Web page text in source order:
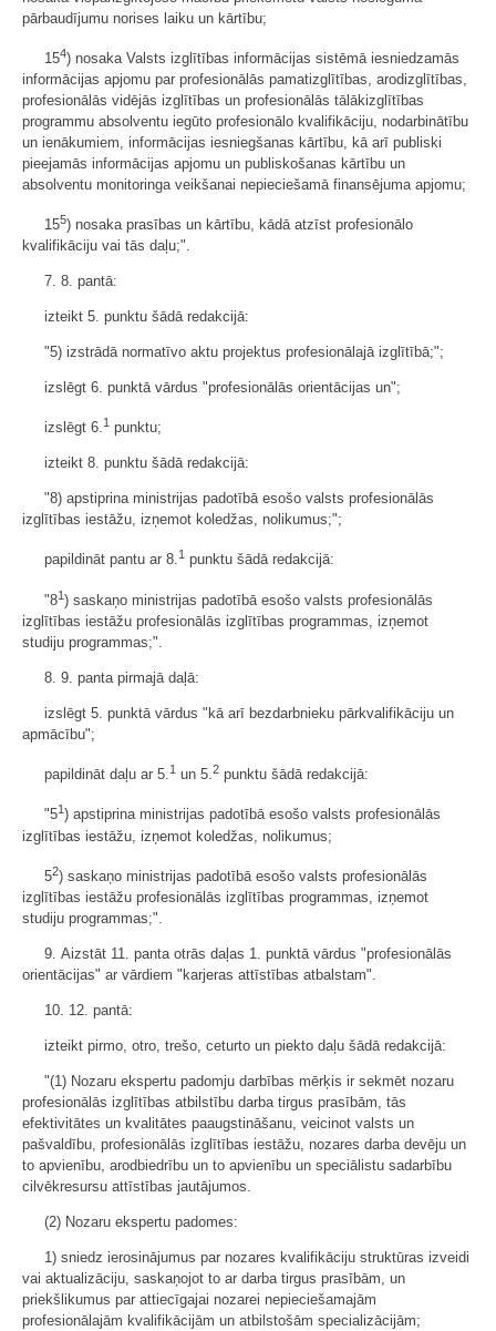
pārbaudījumu norises laiku un kārtību;
154) nosaka Valsts izglītības informācijas sistēmā iesniedzamās
informācijas apjomu par profesionālās pamatizglītības, arodizglītības,
profesionālās vidējās izglītības un profesionālās tālākizglītības
programmu absolventu iegūto profesionālo kvalifikāciju, nodarbinātību
un ienākumiem, informācijas iesniegšanas kārtību, kā arī publiski
pieejamās informācijas apjomu un publiskošanas kārtību un
absolventu monitoringa veikšanai nepieciešamā finansējuma apjomu;
155) nosaka prasības un kārtību, kādā atzīst profesionālo
kvalifikāciju vai tās daļu;".
7. 8. pantā:
izteikt 5. punktu šādā redakcijā:
"5) izstrādā normatīvo aktu projektus profesionālajā izglītībā;";
izslēgt 6. punktā vārdus "profesionālās orientācijas un";
izslēgt 6.1 punktu;
izteikt 8. punktu šādā redakcijā:
"8) apstiprina ministrijas padotībā esošo valsts profesionālās
izglītības iestāžu, izņemot koledžas, nolikumus;";
papildināt pantu ar 8.1 punktu šādā redakcijā:
"81) saskaņo ministrijas padotībā esošo valsts profesionālās
izglītības iestāžu profesionālās izglītības programmas, izņemot
studiju programmas;".
8. 9. panta pirmajā daļā:
izslēgt 5. punktā vārdus "kā arī bezdarbnieku pārkvalifikāciju un
apmācību";
papildināt daļu ar 5.1 un 5.2 punktu šādā redakcijā:
"51) apstiprina ministrijas padotībā esošo valsts profesionālās
izglītības iestāžu, izņemot koledžas, nolikumus;
52) saskaņo ministrijas padotībā esošo valsts profesionālās
izglītības iestāžu profesionālās izglītības programmas, izņemot
studiju programmas;".
9. Aizstāt 11. panta otrās daļas 1. punktā vārdus "profesionālās
orientācijas" ar vārdiem "karjeras attīstības atbalstam".
10. 12. pantā:
izteikt pirmo, otro, trešo, ceturto un piekto daļu šādā redakcijā:
"(1) Nozaru ekspertu padomju darbības mērķis ir sekmēt nozaru
profesionālās izglītības atbilstību darba tirgus prasībām, tās
efektivitātes un kvalitātes paaugstināšanu, veicinot valsts un
pašvaldību, profesionālās izglītības iestāžu, nozares darba devēju un
to apvienību, arodbiedrību un to apvienību un speciālistu sadarbību
cilvēkresursu attīstības jautājumos.
(2) Nozaru ekspertu padomes:
1) sniedz ierosinājumus par nozares kvalifikāciju struktūras izveidi
vai aktualizāciju, saskaņojot to ar darba tirgus prasībām, un
priekšlikumus par attiecīgajai nozarei nepieciešamajām
profesionālajām kvalifikācijām un atbilstošām specializācijām;